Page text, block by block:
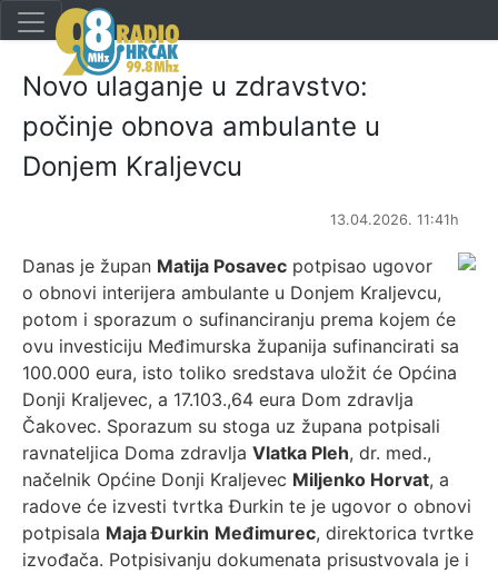
Novo ulaganje u zdravstvo:
počinje obnova ambulante u
Donjem Kraljevcu
13.04.2026. 11:41h
Danas je župan Matija Posavec potpisao ugovor
o obnovi interijera ambulante u Donjem Kraljevcu,
potom i sporazum o sufinanciranju prema kojem će
ovu investiciju Međimurska županija sufinancirati sa
100.000 eura, isto toliko sredstava uložit će Općina
Donji Kraljevec, a 17.103.,64 eura Dom zdravlja
Čakovec. Sporazum su stoga uz župana potpisali
ravnateljica Doma zdravlja Vlatka Pleh, dr. med.,
načelnik Općine Donji Kraljevec Miljenko Horvat, a
radove će izvesti tvrtka Đurkin te je ugovor o obnovi
potpisala Maja Đurkin Međimurec, direktorica tvrtke
izvođača. Potpisivanju dokumenata prisustvovala je i